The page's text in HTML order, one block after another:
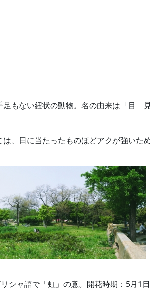
もない紐状の動物。名の由来は「目
、日に当たったものほどアクが強いた
語で「虹」の意。開花時期：5月1